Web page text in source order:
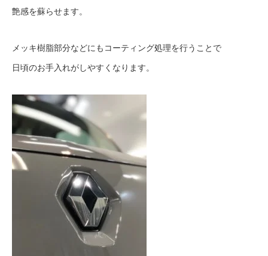
艶感を蘇らせます。
メッキ樹脂部分などにもコーティング処理を行うことで
日頃のお手入れがしやすくなります。